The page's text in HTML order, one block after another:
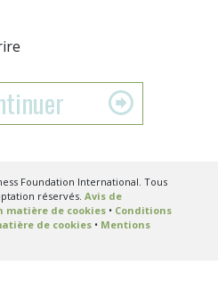
Foundation International. Tous
réservés. Avis de
matière de cookies• Conditions
de cookies• Mentions